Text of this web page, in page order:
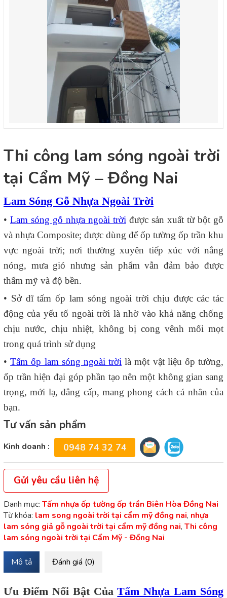
Thi công lam sóng ngoài trời
tại Cẩm Mỹ – Đồng Nai
Lam Sóng Gỗ Nhựa Ngoài Trời
• Lam sóng gỗ nhựa ngoài trời được sản xuất từ bột gỗ
và nhựa Composite; được dùng để ốp tường ốp trần khu
vực ngoài trời; nơi thường xuyên tiếp xúc với nắng
nóng, mưa gió nhưng sản phẩm vẫn đảm bảo được
thẩm mỹ và độ bền.
• Sở dĩ tấm ốp lam sóng ngoài trời chịu được các tác
động của yếu tố ngoài trời là nhờ vào khả năng chống
chịu nước, chịu nhiệt, không bị cong vênh mối mọt
trong quá trình sử dụng
•Tấm ốp lam sóng ngoài trời là một vật liệu ốp tường,
ốp trần hiện đại góp phần tạo nên một không gian sang
trọng, mới lạ, đẳng cấp, mang phong cách cá nhân của
bạn.
Tư vấn sản phẩm
Kinh doanh : 0948 74 32 74
Gửi yêu cầu liên hệ
Danh mục: Tấm nhựa ốp tường ốp trần Biên Hòa Đồng Nai
Từ khóa: lam song ngoài trời tại cẩm mỹ đồng nai, nhựa
lam sóng giả gỗ ngoài trời tại cẩm mỹ đồng nai, Thi công
lam sóng ngoài trời tại Cẩm Mỹ - Đồng Nai
Mô tả Đánh giá (0)
Ưu Điểm Nổi Bật CủaTấm Nhựa Lam Sóng